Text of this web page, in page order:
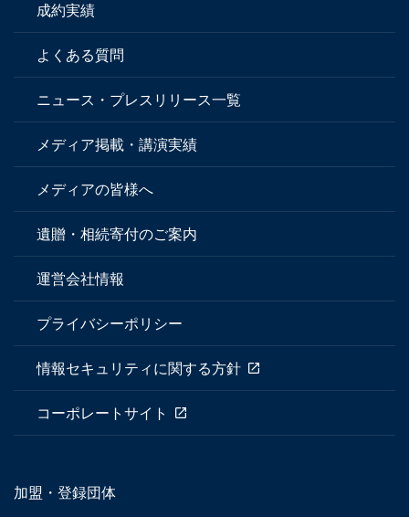
成約実績
よくある質問
ニュース・プレスリリース一覧
メディア掲載・講演実績
メディアの皆様へ
遺贈・相続寄付のご案内
運営会社情報
プライバシーポリシー
情報セキュリティに関する方針
コーポレートサイト
加盟・登録団体